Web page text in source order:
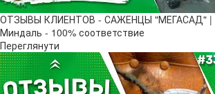
ОТЗЫВЫ КЛИЕНТОВ - САЖЕНЦЫ "МЕГАСАД" |
Миндаль - 100% соответствие
Переглянути